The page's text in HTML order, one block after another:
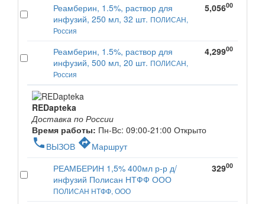
Реамберин, 1.5%, раствор для
инфузий, 250 мл, 32 шт. ПОЛИСАН,
Россия
5,05600
Реамберин, 1.5%, раствор для
инфузий, 500 мл, 20 шт. ПОЛИСАН,
Россия
4,29900
REDapteka
Доставка по России
Время работы: Пн-Вс: 09:00-21:00 Открыто
phone ВЫЗОВ directionsМаршрут
РЕАМБЕРИН 1,5% 400мл р-р д/
инфузий Полисан НТФФ ООО
ПОЛИСАН НТФФ, ООО
32900